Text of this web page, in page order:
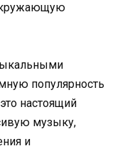
популярность
настоящий
музыку,
и